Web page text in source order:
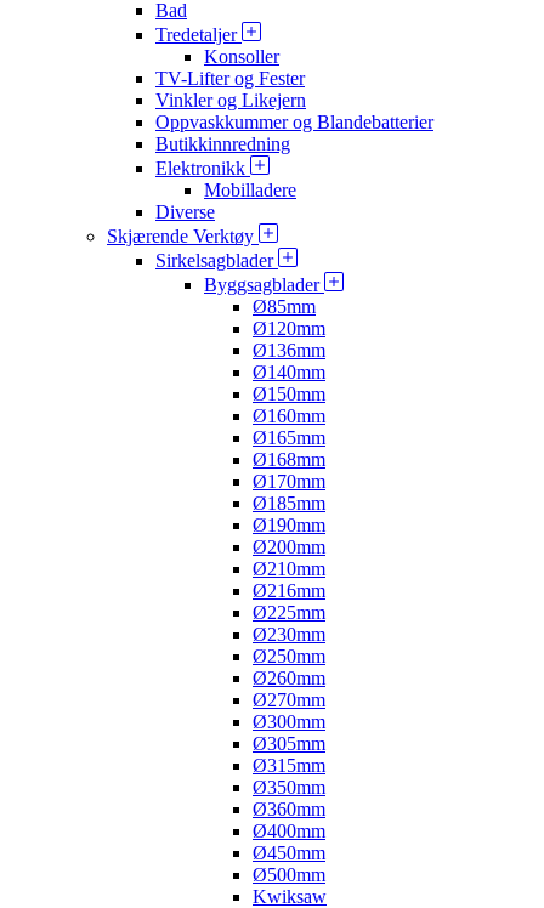
Bad
Tredetaljer
Konsoller
TV-Lifter og Fester
Vinkler og Likejern
Oppvaskkummer og Blandebatterier
Butikkinnredning
Elektronikk
Mobilladere
Diverse
Skjærende Verktøy
Sirkelsagblader
Byggsagblader
Ø85mm
Ø120mm
Ø136mm
Ø140mm
Ø150mm
Ø160mm
Ø165mm
Ø168mm
Ø170mm
Ø185mm
Ø190mm
Ø200mm
Ø210mm
Ø216mm
Ø225mm
Ø230mm
Ø250mm
Ø260mm
Ø270mm
Ø300mm
Ø305mm
Ø315mm
Ø350mm
Ø360mm
Ø400mm
Ø450mm
Ø500mm
Kwiksaw